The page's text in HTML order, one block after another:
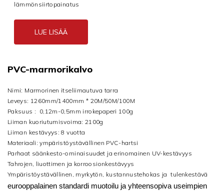
lämmönsiirtopainatus
LUE LISÄÄ
PVC-marmorikalvo
Nimi: Marmorinen itseliimautuva tarra
Leveys: 1260mm/1400mm * 20M/50M/100M
Paksuus : 0,12m-0,5mm irrokepaperi 100g
Liiman kuoriutumisvoima: 2100g
Liiman kestävyys: 8 vuotta
Materiaali: ympäristöystävällinen PVC-hartsi
Parhaat säänkesto-ominaisuudet ja erinomainen UV-kestävyys
Tahrojen, liuottimen ja korroosionkestävyys
Ympäristöystävällinen, myrkytön, kustannustehokas ja tulenkestävä
eurooppalainen standardi muotoilu ja yhteensopiva useimpien